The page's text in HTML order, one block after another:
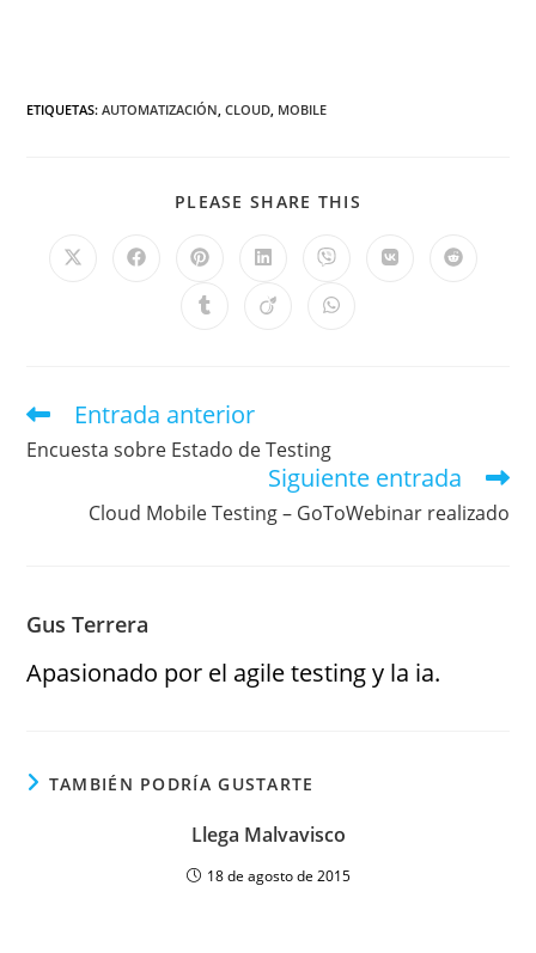
ETIQUETAS:AUTOMATIZACIÓN, CLOUD, MOBILE
PLEASE SHARE THIS
Entrada anterior
Encuesta sobre Estado de Testing
Siguiente entrada
Cloud Mobile Testing – GoToWebinar realizado
Gus Terrera
Apasionado por el agile testing y la ia.
TAMBIÉN PODRÍA GUSTARTE
Llega Malvavisco
18 de agosto de 2015